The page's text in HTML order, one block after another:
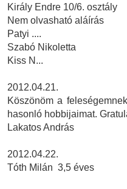
Király Endre 10/6. osztály
Nem olvasható aláírás
Patyi ....
Szabó Nikoletta
Kiss N...
2012.04.21.
Köszönöm a
hasonló hobbijaimat.
Lakatos András
2012.04.22.
Tóth Milán 3,5 éves